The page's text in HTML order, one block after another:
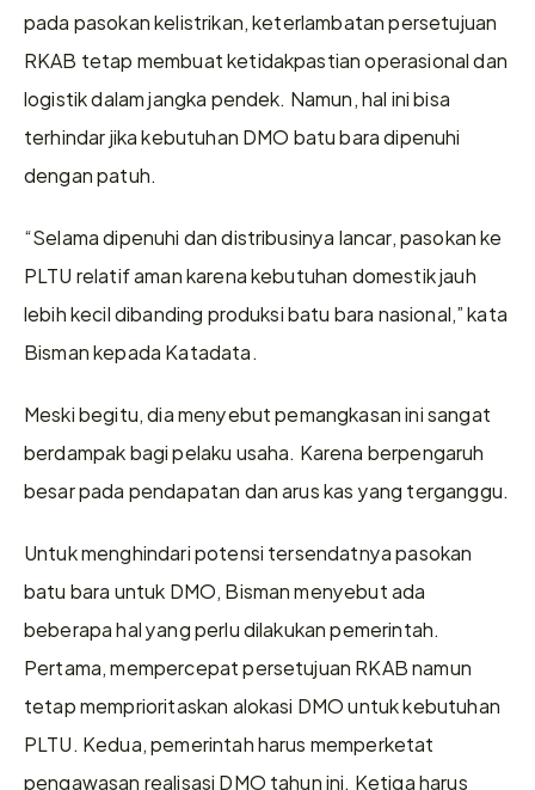
pada pasokan kelistrikan, keterlambatan persetujuan
RKAB tetap membuat ketidakpastian operasional dan
logistik dalam jangka pendek. Namun, hal ini bisa
terhindar jika kebutuhan DMO batu bara dipenuhi
dengan patuh.
“Selama dipenuhi dan distribusinya lancar, pasokan ke
PLTU relatif aman karena kebutuhan domestik jauh
lebih kecil dibanding produksi batu bara nasional,” kata
Bisman kepada Katadata.
Meski begitu, dia menyebut pemangkasan ini sangat
berdampak bagi pelaku usaha. Karena berpengaruh
Untuk menghindari potensi tersendatnya pasokan
batu bara untuk DMO, Bisman menyebut ada
beberapa hal yang perlu dilakukan pemerintah.
Pertama, mempercepat persetujuan RKAB namun
tetap memprioritaskan alokasi DMO untuk kebutuhan
PLTU. Kedua, pemerintah harus memperketat
pengawasan realisasi DMO tahun ini. Ketiga harus